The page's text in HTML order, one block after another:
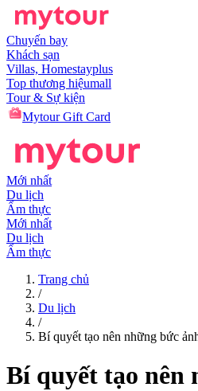
Chuyến bay
Khách sạn
Villas, Homestayplus
Top thương hiệumall
Tour & Sự kiện
Mytour Gift Card
Mới nhất
Du lịch
Ẩm thực
Mới nhất
Du lịch
Ẩm thực
Trang chủ
/
Du lịch
/
Bí quyết tạo nên những bức
Bí quyết tạo nên